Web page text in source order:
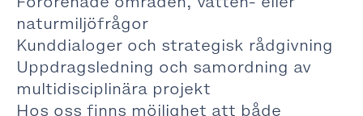
naturmiljöfrågor
Kunddialoger och strategisk rådgivning
Uppdragsledning och samordning av
multidisciplinära projekt
Hos oss finns möjlighet att både